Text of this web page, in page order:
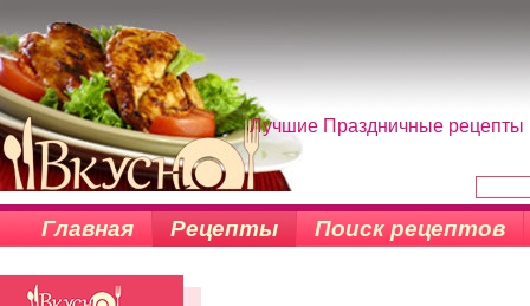
Лучшие Праздничные рецепты
Главная Рецепты Поиск рецептов